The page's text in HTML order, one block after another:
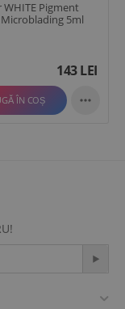
WHITE Pigment
5ml
143LEI
ÎN COȘ 